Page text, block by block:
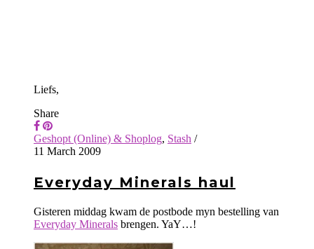
Liefs,
Share
Geshopt (Online) & Shoplog, Stash /
11 March 2009
Everyday Minerals haul
Gisteren middag kwam de postbode myn bestelling van
Everyday Minerals brengen. YaY…!